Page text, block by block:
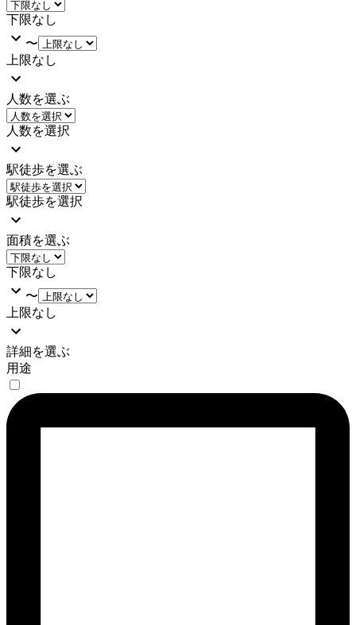
下限なし
〜
上限なし
人数を選ぶ
人数を選択
駅徒歩を選ぶ
駅徒歩を選択
面積を選ぶ
下限なし
〜
上限なし
詳細を選ぶ
用途